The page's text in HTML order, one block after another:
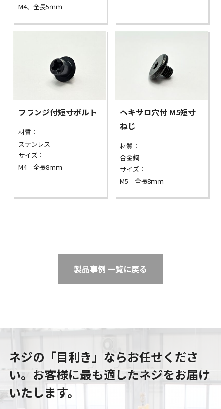
M4、全長5ｍｍ
フランジ付短寸ボルト
材質：
ステンレス
サイズ：
M4 全長8ｍｍ
ヘキサロ穴付 M5短寸
ねじ
材質：
合金鋼
サイズ：
M5 全長8ｍｍ
製品事例 一覧に戻る
ネジの「目利き」ならお任せくださ
い。 お客様に最も適したネジをお届け
いたします。